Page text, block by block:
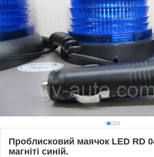
Проблисковий маячок LED RD
магніті синій.